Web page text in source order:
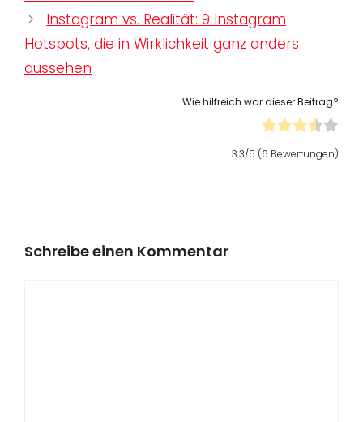
Instagram vs. Realität: 9 Instagram
Hotspots, die in Wirklichkeit ganz anders
aussehen
Wie hilfreich war dieser Beitrag?
3.3/5 (6 Bewertungen)
Schreibe einen Kommentar